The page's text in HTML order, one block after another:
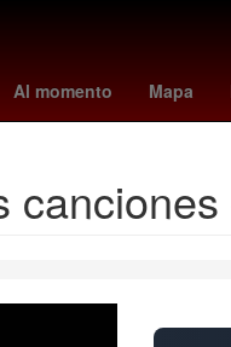
Al momento Mapa
Rogelio Funes Mori